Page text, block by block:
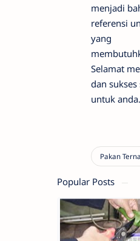
menjadi
referensi
yang
Selamat
dan sukses
untuk
Popular Posts